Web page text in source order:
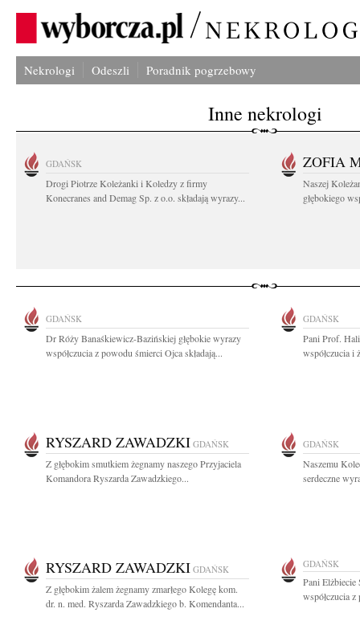
Nekrologi Odeszli Poradnik pogrzebowy
Inne nekrologi
GDAŃSK
Drogi Piotrze Koleżanki i Koledzy z firmy
Konecranes and Demag Sp. z o.o. składają wyrazy...
ZOFIA
Naszej
głębokiego
GDAŃSK
Dr Róży Banaśkiewicz-Bazińskiej głębokie wyrazy
współczucia z powodu śmierci Ojca składają...
GDAŃSK
Pani Prof.
współczucia i
RYSZARD ZAWADZKI GDAŃSK
Z głębokim smutkiem żegnamy naszego Przyjaciela
Komandora Ryszarda Zawadzkiego...
GDAŃSK
Naszemu
serdeczne
RYSZARD ZAWADZKI GDAŃSK
Z głębokim żalem żegnamy zmarłego Kolegę kom.
dr. n. med. Ryszarda Zawadzkiego b. Komendanta...
GDAŃSK
Pani Elżbiecie
współczucia